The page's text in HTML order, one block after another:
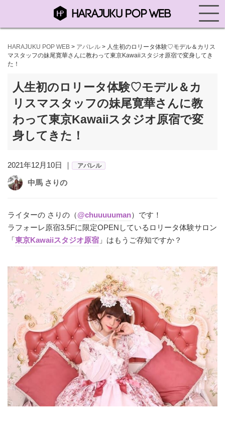
HARAJUKU POP WEB > アパレル > 人生初のロリータ体験♡モデル＆カリス
マスタッフの妹尾寛華さんに教わって東京Kawaiiスタジオ原宿で変身してき
た！
人生初のロリータ体験♡モデル＆カ
リスマスタッフの妹尾寛華さんに教
わって東京Kawaiiスタジオ原宿で変
身してきた！
2021年12月10日 ｜ アパレル
中馬 さりの
ライターの さりの（@chuuuuuman）です！
ラフォーレ原宿3.5Fに限定OPENしているロリータ体験サロン
「東京Kawaiiスタジオ原宿 」はもうご存知ですか？